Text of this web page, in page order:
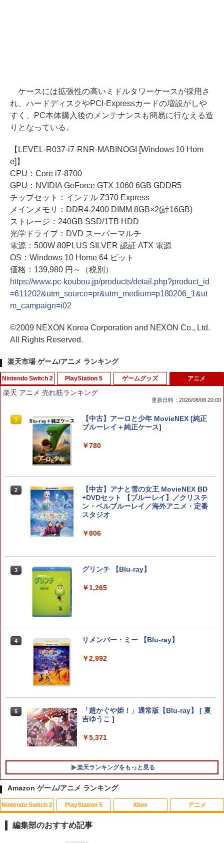
ケースには拡張性の高いミドルタワーケースが採用さ
れ、ハードディスクやPCI-Expressカードの増設がしや
すく、PC本体購入後のメンテナンスも簡易に行なえる造
りとなっている。
【LEVEL-R037-i7-RNR-MABINOGI [Windows 10 Hom
e]】
CPU：Core i7-8700
GPU：NVIDIA GeForce GTX 1060 6GB GDDR5
チップセット：インテル Z370 Express
メインメモリ：DDR4-2400 DIMM 8GB×2(計16GB)
ストレージ：240GB SSD/1TB HDD
光学ドライブ：DVD スーパーマルチ
電源：500W 80PLUS SILVER 認証 ATX 電源
OS：Windows 10 Home 64 ビット
価格：139,980 円～（税別）
https://www.pc-koubou.jp/products/detail.php?product_id
=611202&utm_source=pr&utm_medium=p180206_1&ut
m_campaign=i02
©2009 NEXON Korea Corporation and NEXON Co., Ltd.
All Rights Reserved.
楽天市場 ゲーム/アニメ ランキング
Nintendo Switch 2
1
【中古】Nintendo Switch2ソフト マリ
オテニス フィーバー【一宮店】
￥6,900
2
【特典】デジモンストーリー タイムスト
レンジャー Switch2版(【早期購入封入
特典】プレオーダーパック＋「デジモン
カードゲーム」プレイアブルカード)
￥6,943
3
桃太郎電鉄2 〜あなたの町も きっとあ
編＋西日本編 【Switch2】 NXS-P-A8K
ed NintendoSwitch2版(40周年スライム
【特典】ほの暮しの庭 switch2版(【初
PlayStation 5
1
【特典】真・三國無双2 with 猛将伝 Re
mastered PS5版(【早期購入封入特
スタイル」DLC)
【特典】SILENT HILL: Townfall(【早期
購入封入特典】DLCチラシ)
3 ステューピッド・ネバー・ダイズ
￥6,535
ク フラッグ RE:シンクロ(ASSASSIN'S
bisoft(ユービーアイソフト)(20260709)
5
コナミデジタルエンタテインメント 【P
S5】プロ野球スピリッツ2026 [ELJM-30
ゲームグッズ
1 【中古】大乱闘スマッシュブラザーズX
2
【中古】アッコにおまかせ!ブレインショ
ック
￥350
3
ンDS
￥1,078
敷】保証期間1週間
￥4,500
アニメ
楽天 アニメ 売れ筋ランキング
更新日時：2026/08/08 20:00
1
【中古】アーロと少年 MovieNEX [純正
ブルーレイ＋純正ケース]
￥780
2
【中古】アナと雪の女王 MovieNEX BD
+DVDセット 【ブルーレイ】／クリステ
ン・ベルブルーレイ／海外アニメ・定番
スタジオ
￥806
3 グリンチ 【Blu-ray】
￥1,265
4 リメンバー・ミー 【Blu-ray】
￥2,992
5
「超かぐや姫！」通常版【Blu-ray】 [ 夏
吉ゆうこ ]
￥5,371
楽天ランキングをもっと見る
Amazon ゲーム/アニメ ランキング
Nintendo Switch 2 PlayStation 5 Xbox アニメ
編集部のおすすめ記事